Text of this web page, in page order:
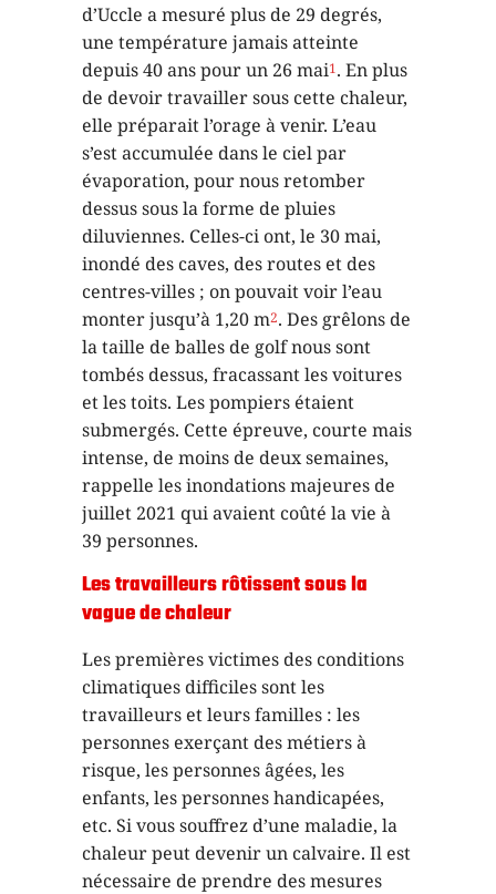
d’Uccle a mesuré plus de 29 degrés,
une température jamais atteinte
depuis 40 ans pour un 26 mai1. En plus
de devoir travailler sous cette chaleur,
elle préparait l’orage à venir. L’eau
s’est accumulée dans le ciel par
évaporation, pour nous retomber
dessus sous la forme de pluies
diluviennes. Celles-ci ont, le 30 mai,
inondé des caves, des routes et des
centres-villes ; on pouvait voir l’eau
monter jusqu’à 1,20 m2. Des grêlons de
la taille de balles de golf nous sont
tombés dessus, fracassant les voitures
et les toits. Les pompiers étaient
submergés. Cette épreuve, courte mais
intense, de moins de deux semaines,
rappelle les inondations majeures de
juillet 2021 qui avaient coûté la vie à
39 personnes.
Les travailleurs rôtissent sous la
vague de chaleur
Les premières victimes des conditions
climatiques difficiles sont les
travailleurs et leurs familles : les
personnes exerçant des métiers à
risque, les personnes âgées, les
enfants, les personnes handicapées,
etc. Si vous souffrez d’une maladie, la
chaleur peut devenir un calvaire. Il est
nécessaire de prendre des mesures